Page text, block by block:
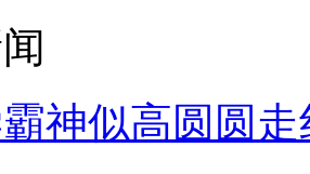
神似高圆圆走